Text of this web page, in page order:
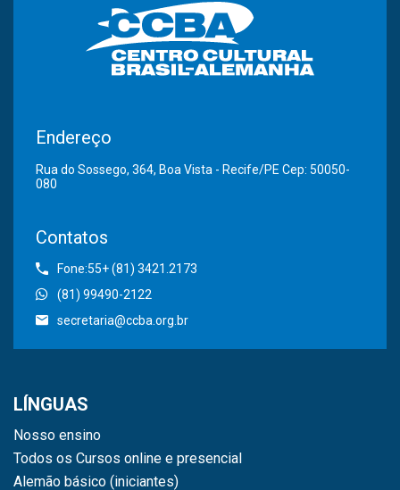
Endereço
Rua do Sossego, 364, Boa Vista - Recife/PE Cep: 50050-
080
Contatos
Fone:55+ (81) 3421.2173
(81) 99490-2122
secretaria@ccba.org.br
LÍNGUAS
Nosso ensino
Todos os Cursos online e presencial
Alemão básico (iniciantes)